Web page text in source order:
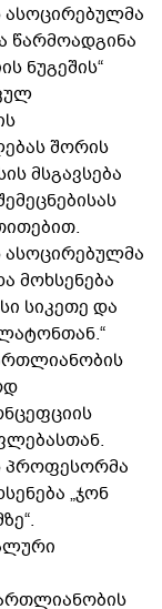
ასოცირებულმა
წარმოადგინა
ნუგეშის“
შორის
მსგავსება
ასოცირებულმა
მოხსენება
სიკეთე და
პროფესორმა
„ჯონ